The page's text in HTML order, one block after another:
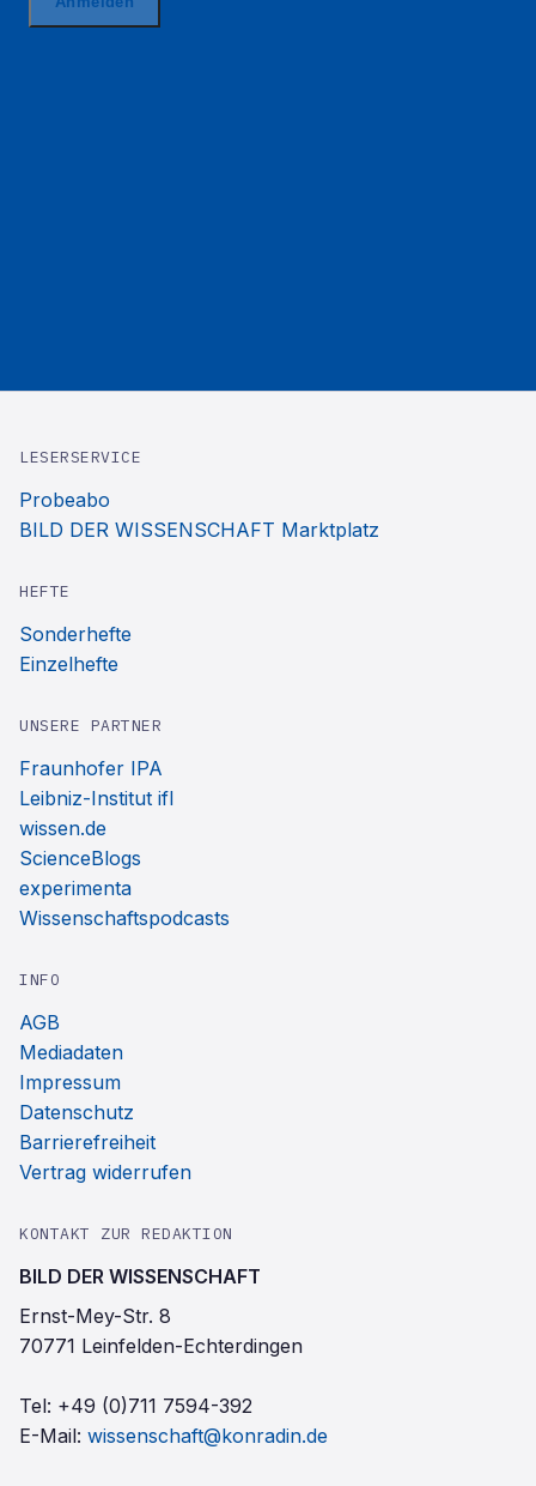
LESERSERVICE
Probeabo
BILD DER WISSENSCHAFT Marktplatz
HEFTE
Sonderhefte
Einzelhefte
UNSERE PARTNER
Fraunhofer IPA
Leibniz-Institut ifl
wissen.de
ScienceBlogs
experimenta
Wissenschaftspodcasts
INFO
AGB
Mediadaten
Impressum
Datenschutz
Barrierefreiheit
Vertrag widerrufen
KONTAKT ZUR REDAKTION
BILD DER WISSENSCHAFT
Ernst-Mey-Str. 8
70771 Leinfelden-Echterdingen
Tel: +49 (0)711 7594-392
E-Mail: wissenschaft@konradin.de